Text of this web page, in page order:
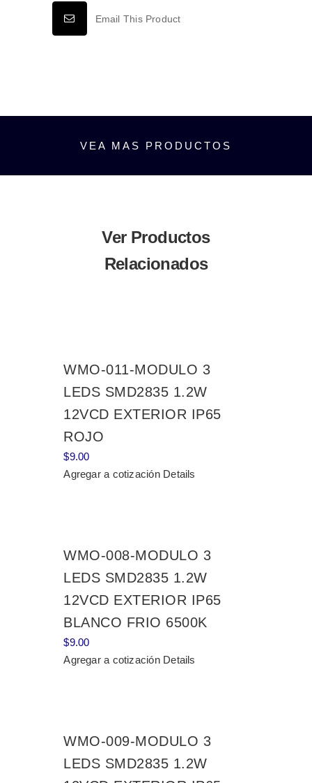
FRIO
6500K
Email This Product
VEA MAS PRODUCTOS
Ver Productos
Relacionados
WMO-011-MODULO 3
LEDS SMD2835 1.2W
12VCD EXTERIOR IP65
ROJO
$9.00
Agregar a cotización Details
WMO-008-MODULO 3
LEDS SMD2835 1.2W
12VCD EXTERIOR IP65
BLANCO FRIO 6500K
$9.00
Agregar a cotización Details
WMO-009-MODULO 3
LEDS SMD2835 1.2W